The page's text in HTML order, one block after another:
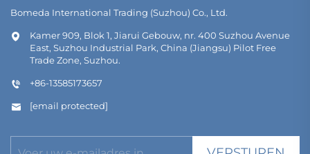
Bomeda International Trading (Suzhou) Co., Ltd.
Kamer 909, Blok 1, Jiarui Gebouw, nr. 400 Suzhou Avenue
East, Suzhou Industrial Park, China (Jiangsu) Pilot Free
Trade Zone, Suzhou.
+86-13585173657
[email protected]